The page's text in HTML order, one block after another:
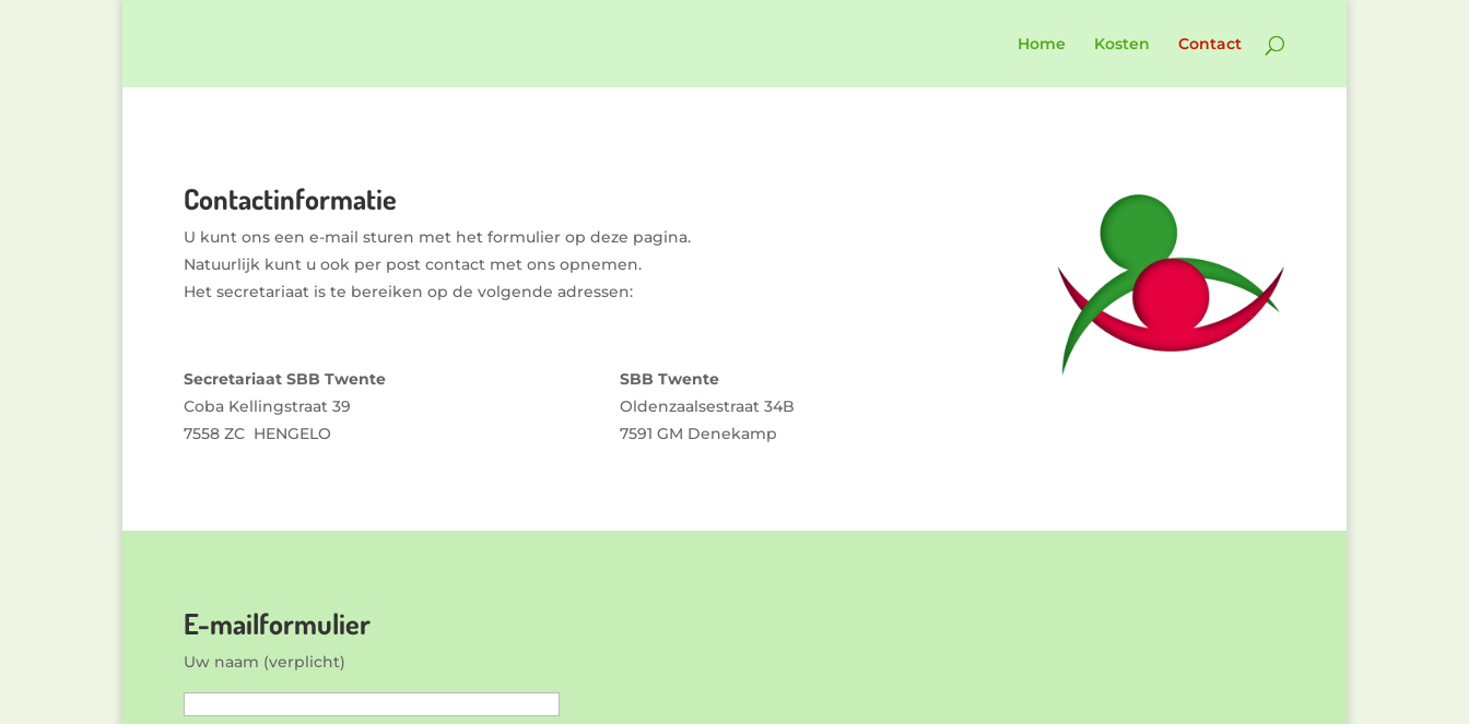
Home Kosten Contact
Contactinformatie
U kunt ons een e-mail sturen met het formulier op deze pagina.
Natuurlijk kunt u ook per post contact met ons opnemen.
Het secretariaat is te bereiken op de volgende adressen:
Secretariaat SBB Twente
Coba Kellingstraat 39
7558 ZC HENGELO
SBB Twente
Oldenzaalsestraat 34B
7591 GM Denekamp
E-mailformulier
Uw naam (verplicht)